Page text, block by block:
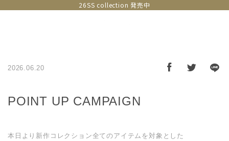
26SS collection 発売中
2026.06.20
POINT UP CAMPAIGN
本日より新作コレクション全てのアイテムを対象とした